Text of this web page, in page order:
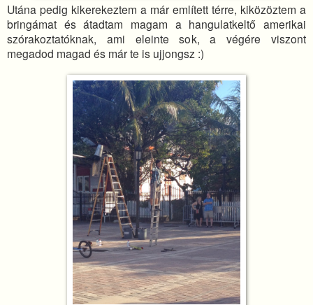
Utána pedig kikerekeztem a már említett térre, kiközöztem a
bringámat és átadtam magam a hangulatkeltő amerikai
szórakoztatóknak, ami eleinte sok, a végére viszont
megadod magad és már te is ujjongsz :)